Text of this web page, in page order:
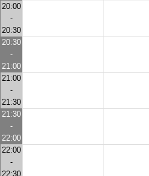
20:00
-
20:30
20:30
-
21:00
21:00
-
21:30
21:30
-
22:00
22:00
-
22:30